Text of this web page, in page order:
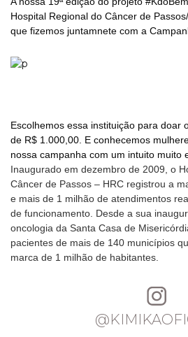
Hospital Regional do Câncer de
que fizemos juntamnete com a
Escolhemos essa instituição para doar
de R$ 1.000,00. E conhecemos
nossa campanha com um intuito muito
Inaugurado em dezembro de 2009, o
Câncer de Passos – HRC registrou a
e mais de 1 milhão de atendimentos
de funcionamento. Desde a sua
oncologia da Santa Casa de
pacientes de mais de 140 municípios
marca de 1 milhão de habitantes.